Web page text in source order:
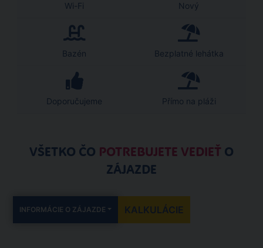
Wi-Fi Nový
Bazén Bezplatné lehátka
Doporučujeme Přímo na pláži
VŠETKO ČO POTREBUJETE VEDIEŤ O
ZÁJAZDE
INFORMÁCIE O ZÁJAZDE KALKULÁCIE